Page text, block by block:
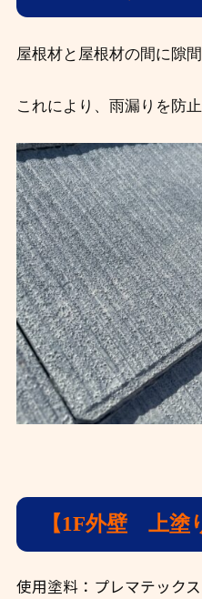
屋根材と屋根材の間に隙
これにより、雨漏りを防
【1F外壁 上塗
使用塗料：プレマテック